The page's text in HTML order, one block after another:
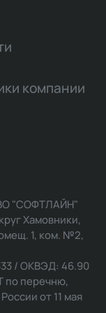
компании
"СОФТЛАЙН"
Хамовники,
1, ком. №2,
/ ОКВЭД: 46.90
по перечню,
от 11 мая